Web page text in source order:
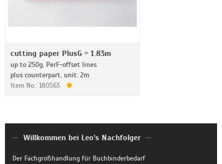
cutting paper PlusG = 1.83m
up to 250g, PerF-offset lines
plus counterpart, unit: 2m
Item No.: 180563
Willkommen bei Leo's Nachfolger
Der Fachgroßhandlung für Buchbinderbedarf